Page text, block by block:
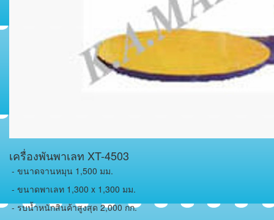
เครื่องพันพาเลท XT-4503
- ขนาดจานหมุน 1,500 มม.
- ขนาดพาเลท 1,300 x 1,300 มม.
- รบน้ำหนักสินค้าสูงสุด 2,000 กก.